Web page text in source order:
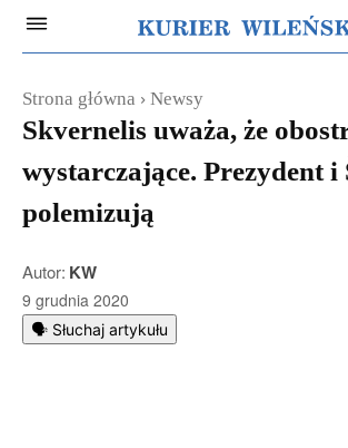
Strona główna Newsy
Skvernelis uważa, że
wystarczające. Prezydent i
polemizują
Autor: KW
9 grudnia 2020
🗣️ Słuchaj artykułu